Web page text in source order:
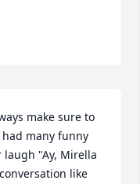
make sure to
many funny
laugh "Ay, Mirella
like